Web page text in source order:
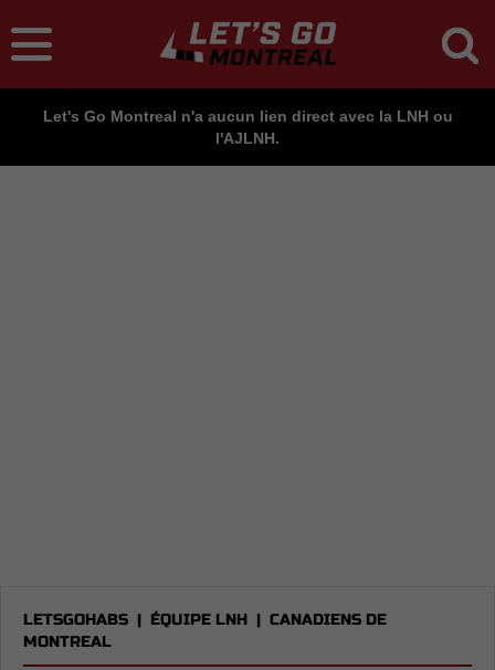
Let's Go Montreal n'a aucun lien direct avec la LNH ou
l'AJLNH.
LETSGOHABS | ÉQUIPE LNH | CANADIENS DE
MONTREAL